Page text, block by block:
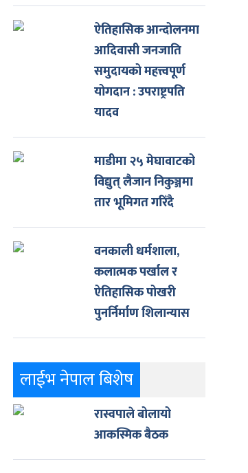
ऐतिहासिक आन्दोलनमा
आदिवासी जनजाति
समुदायको महत्त्वपूर्ण
योगदान : उपराष्ट्रपति
यादव
माडीमा २५ मेघावाटको
विद्युत् लैजान निकुञ्जमा
तार भूमिगत गरिँदै
वनकाली धर्मशाला,
कलात्मक पर्खाल र
ऐतिहासिक पोखरी
पुनर्निर्माण शिलान्यास
लाईभ नेपाल बिशेष
रास्वपाले बोलायो
आकस्मिक बैठक